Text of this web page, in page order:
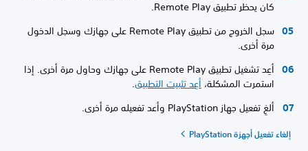
كان يحظر تطبيق Remote Play.
سجل الخروج من تطبيق Remote Play على جهازك وسجل الدخول
مرة أخرى.
أعِد تشغيل تطبيق Remote Play على جهازك وحاول مرة أخرى. إذا
استمرت المشكلة،أعِد تثبيت التطبيق.
ألغِ تفعيل جهاز PlayStation وأعد تفعيله مرة أخرى.
إلغاء تفعيل أجهزة PlayStation